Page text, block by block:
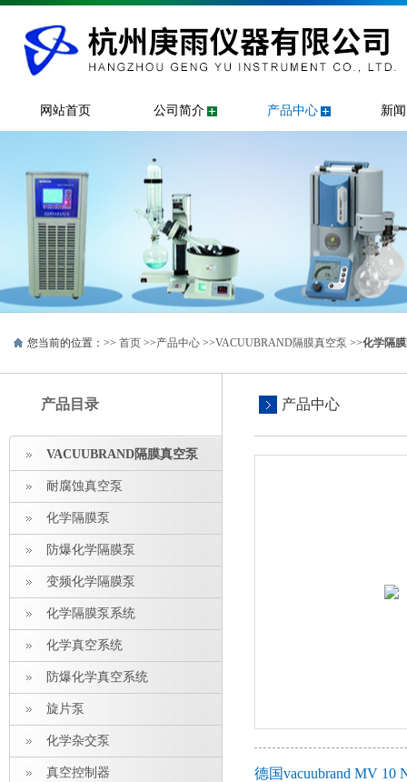
网站首页 公司简介 产品中心 新
您当前的位置：>> 首页 >>产品中心 >>VACUUBRAND隔膜真空泵 >>化学隔
产品目录
VACUUBRAND隔膜真空泵
耐腐蚀真空泵
化学隔膜泵
防爆化学隔膜泵
变频化学隔膜泵
化学隔膜泵系统
化学真空系统
防爆化学真空系统
旋片泵
化学杂交泵
真空控制器
产品中心
德国vacuubrand MV